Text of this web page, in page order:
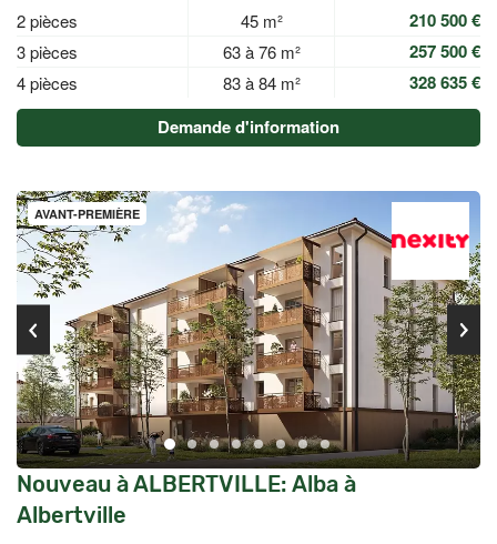
2 pièces 45 m² 210 500 €
3 pièces 63 à 76 m² 257 500 €
4 pièces 83 à 84 m²
328 635 €
Demande d'information
AVANT-PREMIÈRE
Nouveau à ALBERTVILLE: Alba à
Albertville